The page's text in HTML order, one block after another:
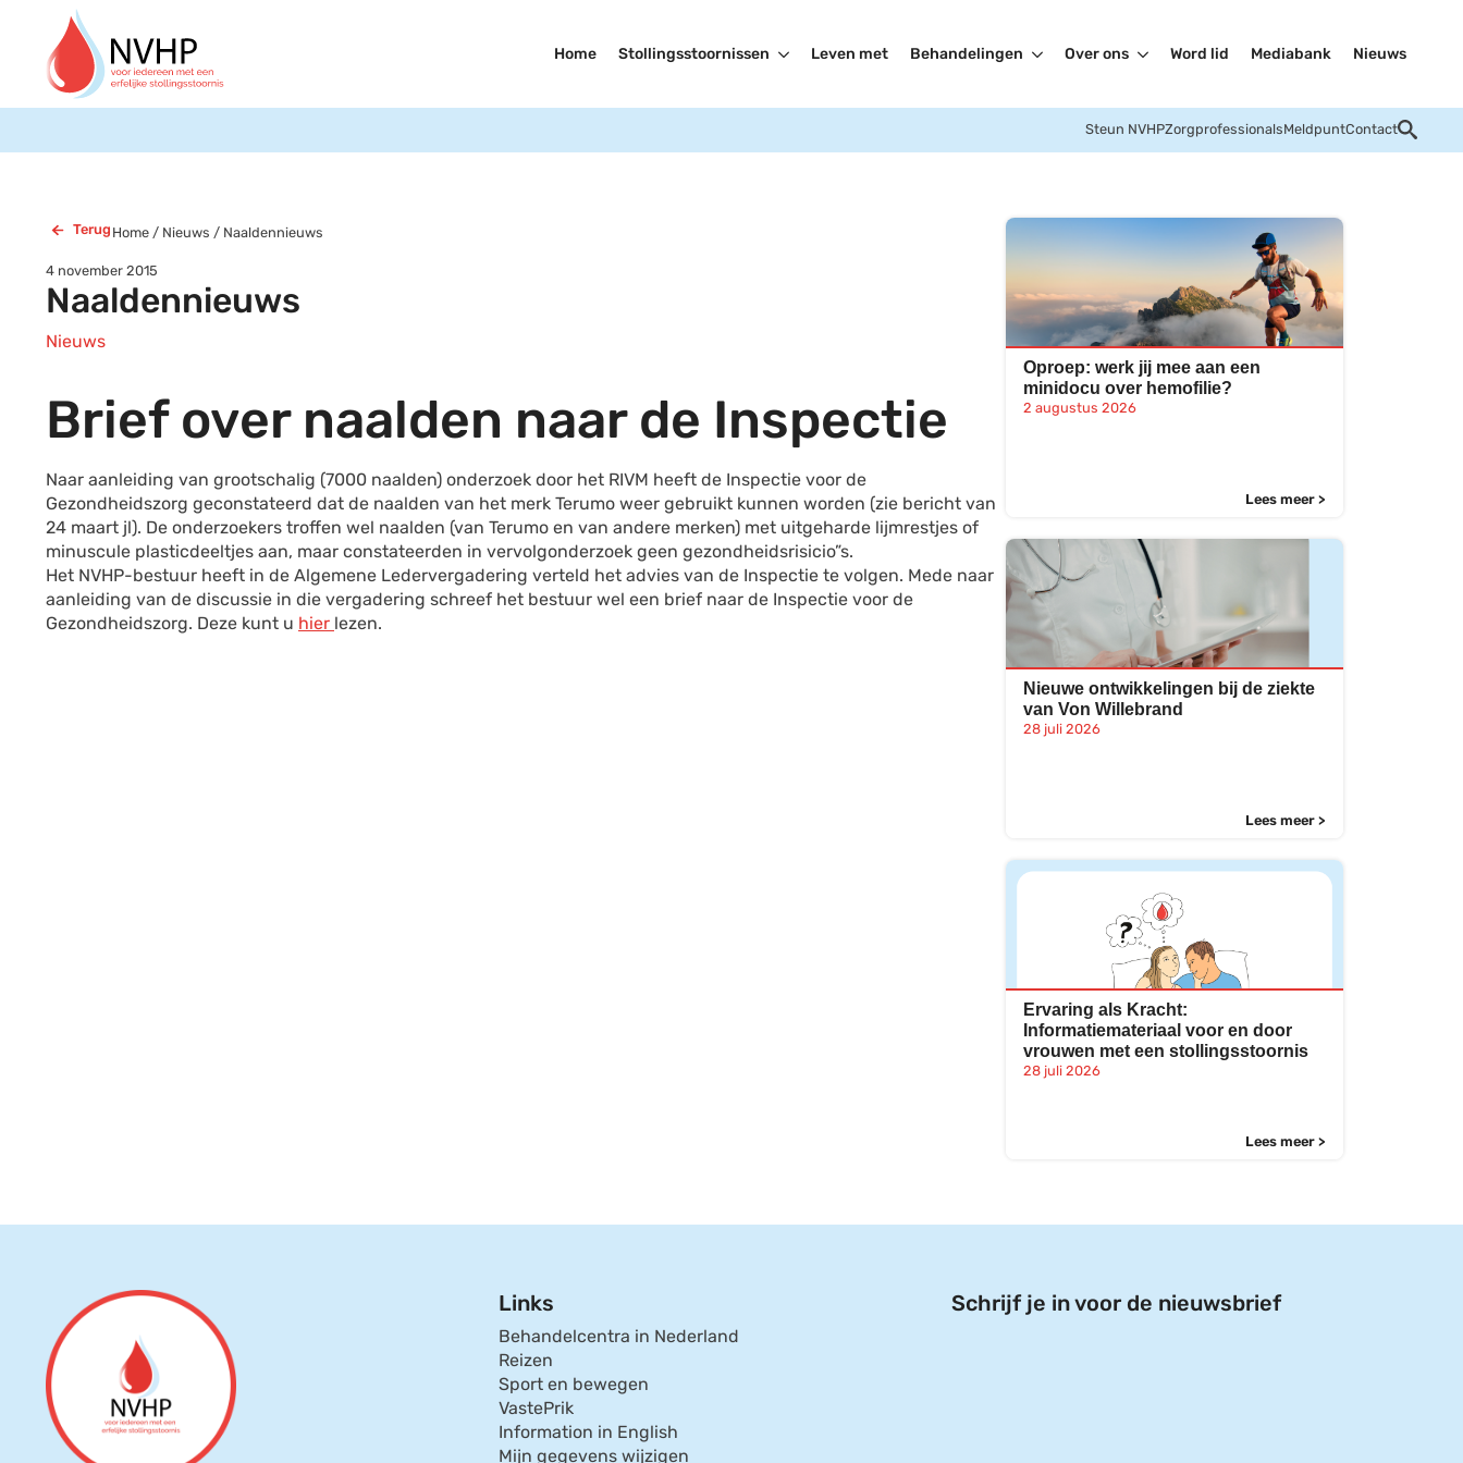
Home Stollingsstoornissen Leven met Behandelingen Over ons Word lid Mediabank Nieuws
Steun NVHPZorgprofessionalsMeldpuntContact
Terug Home/ Nieuws / Naaldennieuws
4 november 2015
Naaldennieuws
Nieuws
Brief over naalden naar de Inspectie
Naar aanleiding van grootschalig (7000 naalden) onderzoek door het RIVM heeft de Inspectie voor de
Gezondheidszorg geconstateerd dat de naalden van het merk Terumo weer gebruikt kunnen worden (zie bericht van
24 maart jl). De onderzoekers troffen wel naalden (van Terumo en van andere merken) met uitgeharde lijmrestjes of
minuscule plasticdeeltjes aan, maar constateerden in vervolgonderzoek geen gezondheidsrisicio”s.
Het NVHP-bestuur heeft in de Algemene Ledervergadering verteld het advies van de Inspectie te volgen. Mede naar
aanleiding van de discussie in die vergadering schreef het bestuur wel een brief naar de Inspectie voor de
Gezondheidszorg. Deze kunt u hier lezen.
Oproep: werk jij mee aan een
minidocu over hemofilie?
2 augustus 2026
Lees meer >
Nieuwe ontwikkelingen bij de ziekte
van Von Willebrand
28 juli 2026
Lees meer >
Ervaring als Kracht:
Informatiemateriaal voor en door
vrouwen met een stollingsstoornis
28 juli 2026
Lees meer >
Links
Behandelcentra in Nederland
Reizen
Sport en bewegen
VastePrik
Information in English
Mijn gegevens wijzigen
Schrijf je in voor de nieuwsbrief